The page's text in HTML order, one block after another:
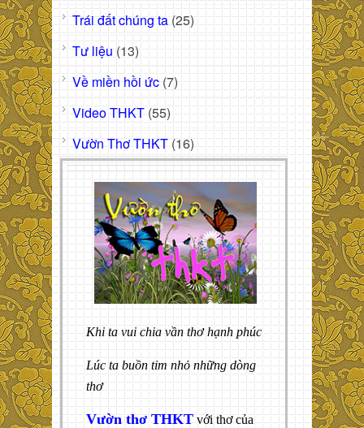
Trái đất chúng ta (25)
Tư liệu (13)
Về miền hồi ức (7)
Video THKT (55)
Vườn Thơ THKT (16)
Khi ta vui chia vần thơ hạnh phúc
Lúc ta buồn tim nhỏ những dòng
thơ
Vườn thơ THKT với thơ của